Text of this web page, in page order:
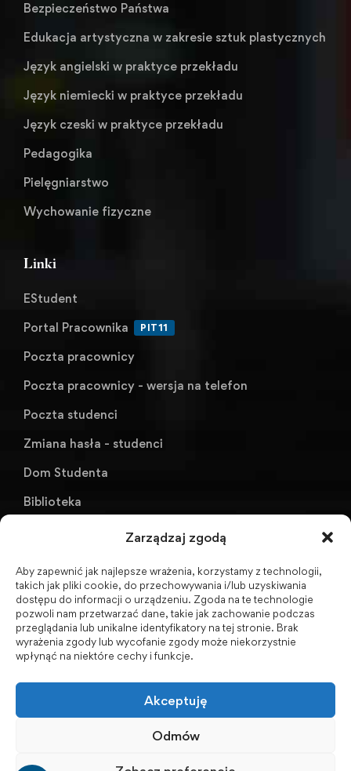
Zarządzaj zgodą
Aby zapewnić jak najlepsze wrażenia, korzystamy z technologii,
takich jak pliki cookie, do przechowywania i/lub uzyskiwania
dostępu do informacji o urządzeniu. Zgoda na te technologie
pozwoli nam przetwarzać dane, takie jak zachowanie podczas
przeglądania lub unikalne identyfikatory na tej stronie. Brak
wyrażenia zgody lub wycofanie zgody może niekorzystnie
wpłynąć na niektóre cechy i funkcje.
Akceptuję
Odmów
Bezpieczeństwo Państwa
Edukacja artystyczna w zakresie sztuk plastycznych
Język angielski w praktyce przekładu
Język niemiecki w praktyce przekładu
Język czeski w praktyce przekładu
Pedagogika
Pielęgniarstwo
Wychowanie fizyczne
Linki
EStudent
Portal Pracownika
PIT11
Poczta pracownicy
Poczta pracownicy - wersja na telefon
Poczta studenci
Zmiana hasła - studenci
Dom Studenta
Biblioteka
KU AZS ANS w Raciborzu
Biuletyn Informacji Publicznej
BIP - Biuletyn Informacji Publicznej PWSZ -